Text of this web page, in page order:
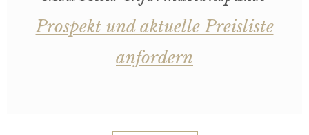
Prospekt und aktuelle Preisliste
anfordern